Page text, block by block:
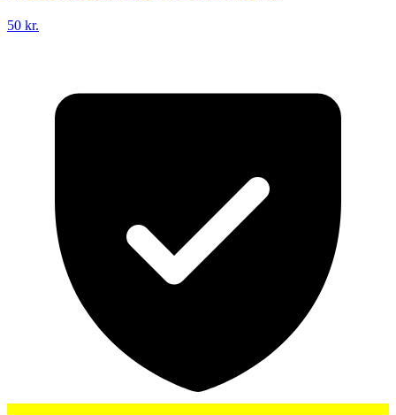
50 kr.